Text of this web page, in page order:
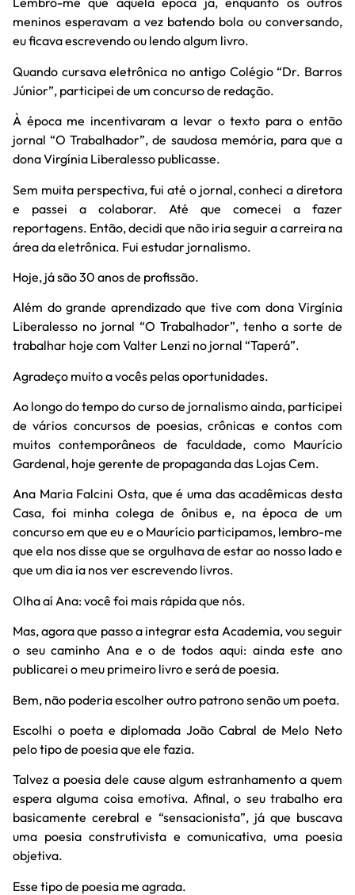
meninos esperavam a vez batendo bola ou conversando,
eu ficava escrevendo ou lendo algum livro.
Quando cursava eletrônica no antigo Colégio “Dr. Barros
Júnior”, participei de um concurso de redação.
À época me incentivaram a levar o texto para o então
jornal “O Trabalhador”, de saudosa memória, para que a
dona Virgínia Liberalesso publicasse.
Sem muita perspectiva, fui até o jornal, conheci a diretora
e passei a colaborar. Até que comecei a fazer
reportagens. Então, decidi que não iria seguir a carreira na
área da eletrônica. Fui estudar jornalismo.
Hoje, já são 30 anos de profissão.
Além do grande aprendizado que tive com dona Virgínia
Liberalesso no jornal “O Trabalhador”, tenho a sorte de
trabalhar hoje com Valter Lenzi no jornal “Taperá”.
Agradeço muito a vocês pelas oportunidades.
Ao longo do tempo do curso de jornalismo ainda, participei
de vários concursos de poesias, crônicas e contos com
muitos contemporâneos de faculdade, como Maurício
Gardenal, hoje gerente de propaganda das Lojas Cem.
Ana Maria Falcini Osta, que é uma das acadêmicas desta
Casa, foi minha colega de ônibus e, na época de um
concurso em que eu e o Maurício participamos, lembro-me
que ela nos disse que se orgulhava de estar ao nosso lado e
que um dia ia nos ver escrevendo livros.
Olha aí Ana: você foi mais rápida que nós.
Mas, agora que passo a integrar esta Academia, vou seguir
o seu caminho Ana e o de todos aqui: ainda este ano
publicarei o meu primeiro livro e será de poesia.
Bem, não poderia escolher outro patrono senão um poeta.
Escolhi o poeta e diplomada João Cabral de Melo Neto
pelo tipo de poesia que ele fazia.
Talvez a poesia dele cause algum estranhamento a quem
espera alguma coisa emotiva. Afinal, o seu trabalho era
basicamente cerebral e “sensacionista”, já que buscava
uma poesia construtivista e comunicativa, uma poesia
objetiva.
Esse tipo de poesia me agrada.